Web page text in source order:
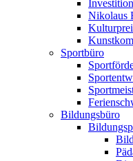
Nikolaus
Sportbüro
Bildungsbüro